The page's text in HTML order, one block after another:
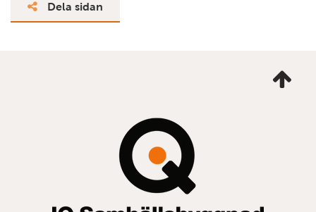
Dela sidan
mig